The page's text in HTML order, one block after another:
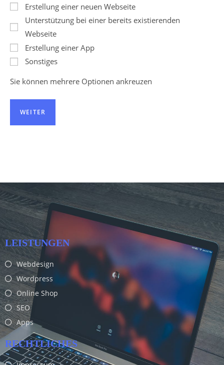
Erstellung einer neuen Webseite
Unterstützung bei einer bereits existierenden
Webseite
Erstellung einer App
Sonstiges
Sie können mehrere Optionen ankreuzen
LEISTUNGEN
Webdesign
Wordpress
Online Shop
SEO
Apps
RECHTLICHES